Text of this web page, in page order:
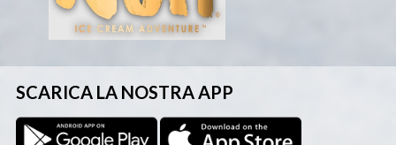
SCARICA LA NOSTRA APP